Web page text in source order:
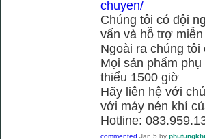
chuyen/
Chúng tôi có đội
vấn và hỗ trợ
Ngoài ra chúng
Mọi sản phẩm
thiểu 1500 giờ
Hãy liên hệ với
với máy nén khí
Hotline:
commented Jan 5 by